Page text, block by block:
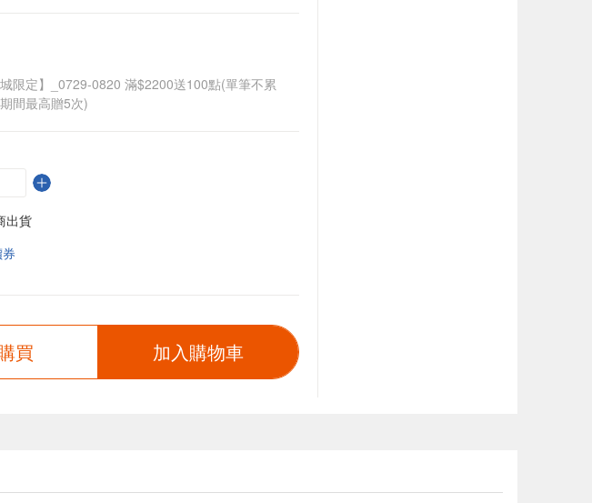
城限定】_0729-0820 滿$2200送100點(單筆不累
間最高贈5次)
出貨
買 加入購物車